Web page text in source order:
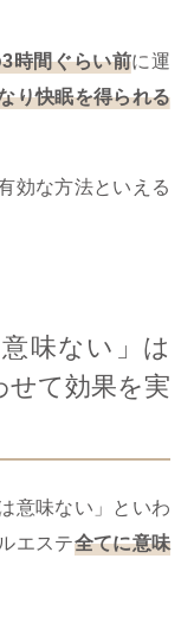
時間ぐらい前に運
り快眠を得られる
効な方法といえる
味ない」は
て効果を実
意味ない」といわ
エステ全てに意味